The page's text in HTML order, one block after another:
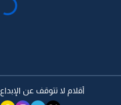
أقلام لا تتوقف عن الإبداع 2004 - 2026 ©